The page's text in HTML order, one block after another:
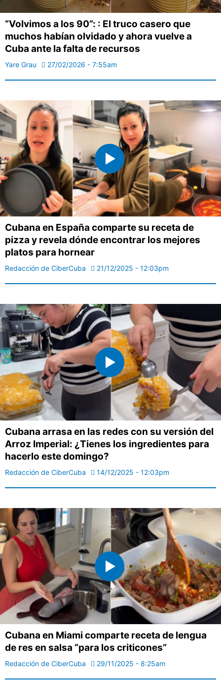
“Volvimos a los 90”: : El truco casero que
muchos habían olvidado y ahora vuelve a
Cuba ante la falta de recursos
Yare Grau 27/02/2026 - 7:55am
Cubana en España comparte su receta de
pizza y revela dónde encontrar los mejores
platos para hornear
Redacción de CiberCuba 21/12/2025 - 12:03pm
Cubana arrasa en las redes con su versión del
Arroz Imperial: ¿Tienes los ingredientes para
hacerlo este domingo?
Redacción de CiberCuba 14/12/2025 - 12:03pm
Cubana en Miami comparte receta de lengua
de res en salsa “para los criticones”
Redacción de CiberCuba 29/11/2025 - 8:25am